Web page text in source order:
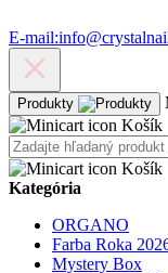
E-mail:
Produkty
Košík
Košík
Kategória
ORGANO
Farba Roka
Mystery Box